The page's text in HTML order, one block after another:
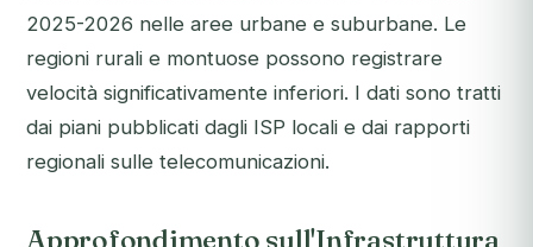
2025-2026 nelle aree urbane e suburbane. Le
regioni rurali e montuose possono registrare
velocità significativamente inferiori. I dati sono tratti
dai piani pubblicati dagli ISP locali e dai rapporti
regionali sulle telecomunicazioni.
Approfondimento sull'Infrastruttura